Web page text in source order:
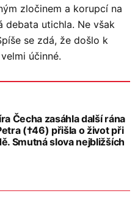
zločinem a korupcí na
debata utichla. Ne však
se zdá, že došlo k
účinné.
Čecha zasáhla další rána
(†46) přišla o život při
Smutná slova nejbližších